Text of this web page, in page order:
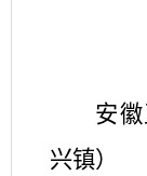
安
兴镇）